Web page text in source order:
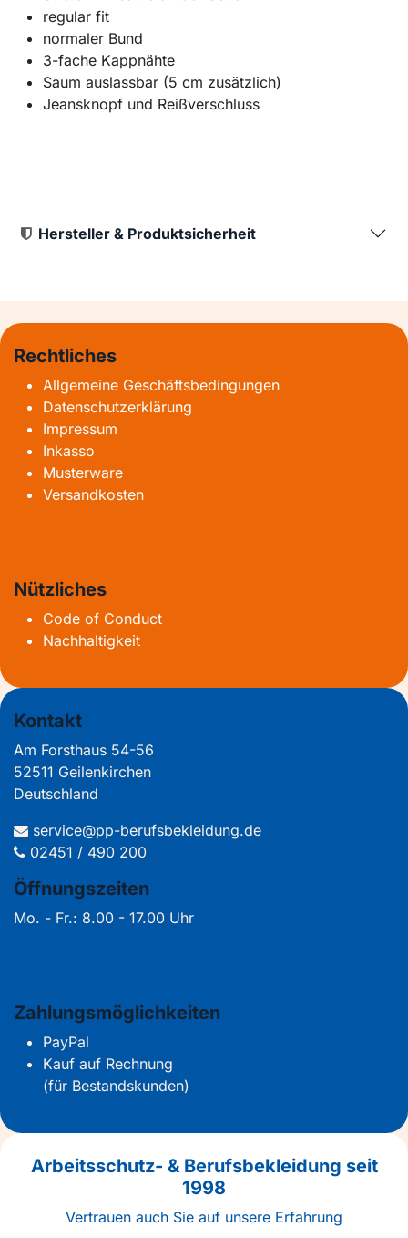
regular fit
normaler Bund
3-fache Kappnähte
Saum auslassbar (5 cm zusätzlich)
Jeansknopf und Reißverschluss
Hersteller & Produktsicherheit
Rechtliches
Allgemeine Geschäftsbedingungen
Datenschutzerklärung
Impressum
Inkasso
Musterware
Versandkosten
Nützliches
Code of Conduct
Nachhaltigkeit
Kontakt
Am Forsthaus 54-56
52511 Geilenkirchen
Deutschland
service@pp-berufsbekleidung.de
02451 / 490 200
Öffnungszeiten
Mo. - Fr.: 8.00 - 17.00 Uhr
Zahlungsmöglichkeiten
PayPal
Kauf auf Rechnung
(für Bestandskunden)
Arbeitsschutz- & Berufsbekleidung seit
1998
Vertrauen auch Sie auf unsere Erfahrung